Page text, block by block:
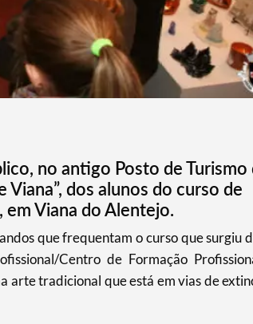
no antigo Posto de Turismo
dos alunos do curso de
Viana do Alentejo.
que frequentam o curso que surgiu
Centro de Formação
arte tradicional que está em vias de